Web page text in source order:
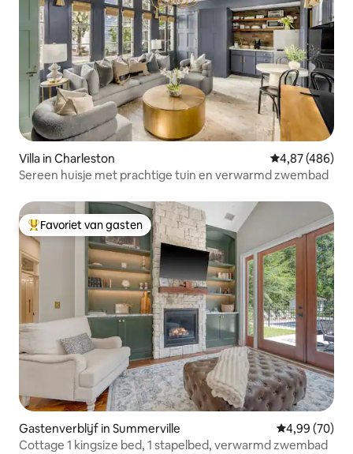
Villa in Charleston Gemiddelde
4,87 (486)
Sereen huisje met prachtige tuin en verwarmd zwembad
Topfavoriet van gasten
Favoriet van gasten
Gastenverblijf in Summerville Gemiddelde
4,99 (70)
Cottage 1 kingsize bed, 1 stapelbed, verwarmd zwembad